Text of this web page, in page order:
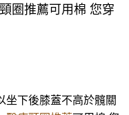
圈推薦可用棉 您穿
坐下後膝蓋不高於髖關